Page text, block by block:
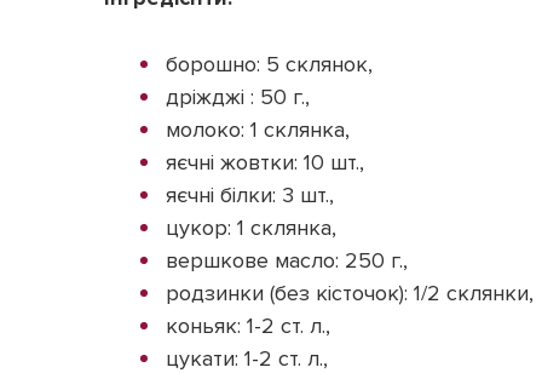
борошно: 5 склянок,
дріжджі : 50 г.,
молоко: 1 склянка,
яєчні жовтки: 10 шт.,
яєчні білки: 3 шт.,
цукор: 1 склянка,
вершкове масло: 250 г.,
родзинки (без кісточок): 1/2 склянки,
коньяк: 1-2 ст. л.,
цукати: 1-2 ст. л.,